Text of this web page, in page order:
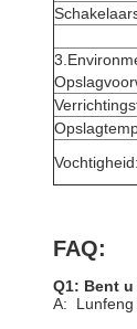
Vochtigheid:
FAQ:
Q1: Bent
A: Lunfeng